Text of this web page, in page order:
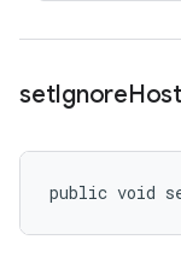
setIgnoreHost
public void